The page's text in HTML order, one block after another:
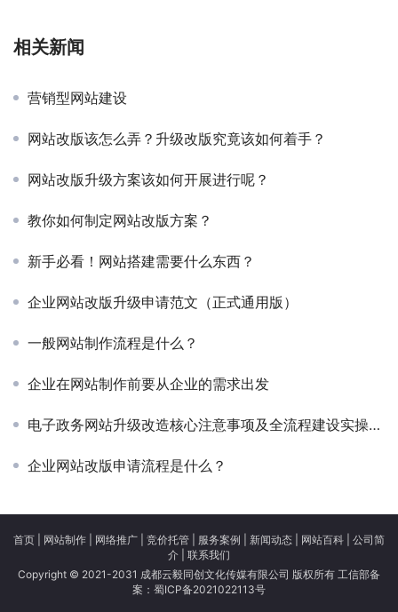
相关新闻
营销型网站建设
网站改版该怎么弄？升级改版究竟该如何着手？
网站改版升级方案该如何开展进行呢？
教你如何制定网站改版方案？
新手必看！网站搭建需要什么东西？
企业网站改版升级申请范文（正式通用版）
一般网站制作流程是什么？
企业在网站制作前要从企业的需求出发
电子政务网站升级改造核心注意事项及全流程建设实操指南
企业网站改版申请流程是什么？
首页 网站制作 网络推广 竞价托管 服务案例 新闻动态 网站百科
公司简
介
联系我们
Copyright © 2021-2031 成都云毅同创文化传媒有限公司 版权所有 工信部备
案： 蜀ICP备2021022113号